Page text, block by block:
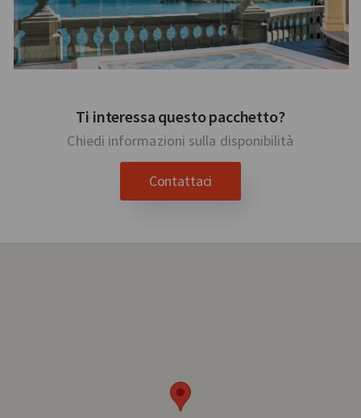
Ti interessa questo pacchetto?
Chiedi informazioni sulla disponibilità
Contattaci